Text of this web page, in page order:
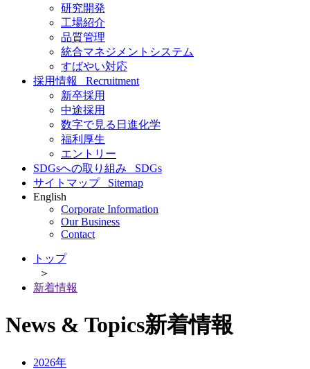
研究開発
工場紹介
品質管理
統合マネジメントシステム
すばやい対応
採用情報 Recruitment
新卒採用
中途採用
数字で見る日進化学
福利厚生
エントリー
SDGsへの取り組み SDGs
サイトマップ Sitemap
English
Corporate Information
Our Business
Contact
トップ
＞
新着情報
News & Topics新着情報
2026年